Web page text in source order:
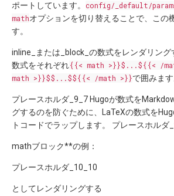
ポートしています。 config/_default/
mathオプションを切り替えることで、この
す。
inline_または_block_の数式をレンダリング
数式をそれぞれ{{< math >}}$...${{< /
math >}}$$...$${{< /math >}}で囲みます
プレースホルダ_9_7 Hugoが数式を
グするのを防ぐために、LaTeXの数式を
トコードでラップします。 プレースホルダ
mathブロック**の例：
プレースホルダ_10_10
としてレンダリングする